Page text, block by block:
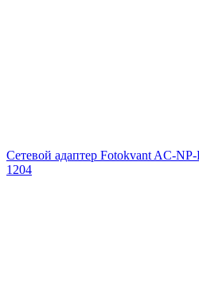
Сетевой адаптер Fotokvant AC-
1204